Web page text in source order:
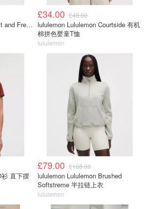
lululemon Lululemon Fast and Free 跑步腰包
£34.00 £48.00
lululemon Lululemon Courtside 有机
棉拼色婴童T恤
lululemon
直下摆
£79.00 £108.00
lululemon Lululemon Brushed
Softstreme 半拉链上衣
lululemon